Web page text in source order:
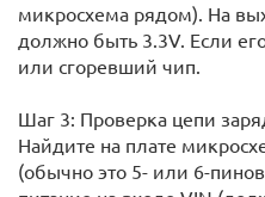
микросхема рядом). На
должно быть 3.3V. Если
или сгоревший чип.
Шаг 3: Проверка цепи
Найдите на плате
(обычно это 5- или 6-